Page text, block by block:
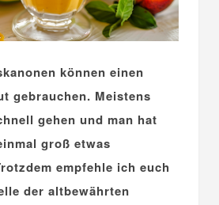
können einen
gebrauchen. Meistens
gehen und man hat
groß etwas
empfehle ich euch
der altbewährten